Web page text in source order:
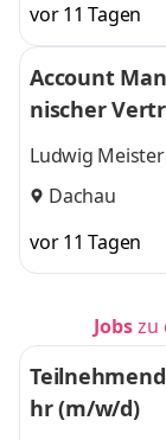
vor 11 Tagen
Account
nischer
Ludwig
Dachau
vor 11 Tagen
Jobszu
hr (m/w/d)